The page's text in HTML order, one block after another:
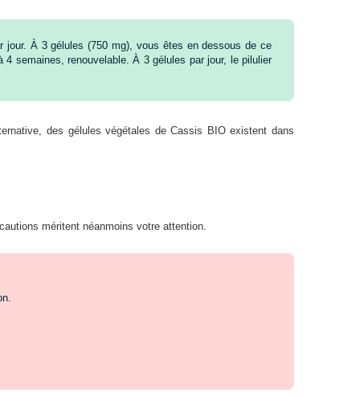
jour. À 3 gélules (750 mg), vous êtes en dessous de ce
semaines, renouvelable. À 3 gélules par jour, le pilulier
des gélules végétales de Cassis BIO existent dans
méritent néanmoins votre attention.